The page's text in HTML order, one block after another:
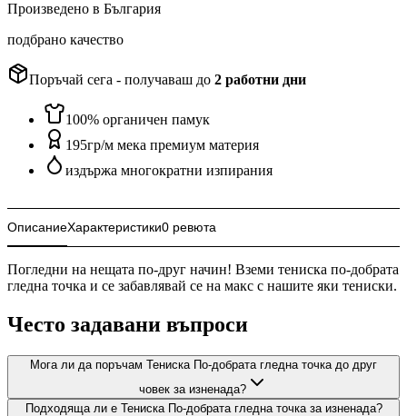
Произведено в България
подбрано качество
Поръчай сега - получаваш до 2 работни дни
100% органичен памук
195гр/м мека премиум материя
издържа многократни изпирания
ОписаниеХарактеристики0 ревюта
Погледни на нещата по-друг начин! Вземи тениска по-добрата
гледна точка и се забавлявай се на макс с нашите яки тениски.
Често задавани въпроси
Мога ли да поръчам Тениска По-добрата гледна точка до друг
човек за изненада?
Подходяща ли е Тениска По-добрата гледна точка за изненада?